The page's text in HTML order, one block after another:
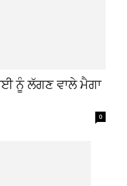
ਨੂੰ ਲੱਗਣ ਵਾਲੇ ਮੈਗਾ
0